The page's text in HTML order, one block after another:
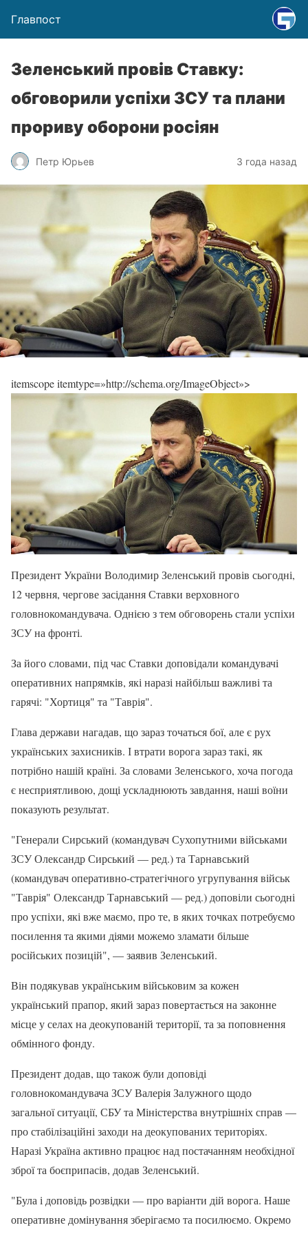
Главпост
Зеленський провів Ставку:
обговорили успіхи ЗСУ та плани
прориву оборони росіян
Петр Юрьев 3 года назад
itemscope itemtype=»http://schema.org/ImageObject»>
Президент України Володимир Зеленський провів сьогодні,
12 червня, чергове засідання Ставки верховного
головнокомандувача. Однією з тем обговорень стали успіхи
ЗСУ на фронті.
За його словами, під час Ставки доповідали командувачі
оперативних напрямків, які наразі найбільш важливі та
гарячі: "Хортиця" та "Таврія".
Глава держави нагадав, що зараз точаться бої, але є рух
українських захисників. І втрати ворога зараз такі, як
потрібно нашій країні. За словами Зеленського, хоча погода
є несприятливою, дощі ускладнюють завдання, наші воїни
показують результат.
"Генерали Сирський (командувач Сухопутними військами
ЗСУ Олександр Сирський — ред.) та Тарнавський
(командувач оперативно-стратегічного угрупування військ
"Таврія" Олександр Тарнавський — ред.) доповіли сьогодні
про успіхи, які вже маємо, про те, в яких точках потребуємо
посилення та якими діями можемо зламати більше
російських позицій", — заявив Зеленський.
Він подякував українським військовим за кожен
український прапор, який зараз повертається на законне
місце у селах на деокупованій території, та за поповнення
обмінного фонду.
Президент додав, що також були доповіді
головнокомандувача ЗСУ Валерія Залужного щодо
загальної ситуації, СБУ та Міністерства внутрішніх справ —
про стабілізаційні заходи на деокупованих територіях.
Наразі Україна активно працює над постачанням необхідної
зброї та боєприпасів, додав Зеленський.
"Була і доповідь розвідки — про варіанти дій ворога. Наше
оперативне домінування зберігаємо та посилюємо. Окремо